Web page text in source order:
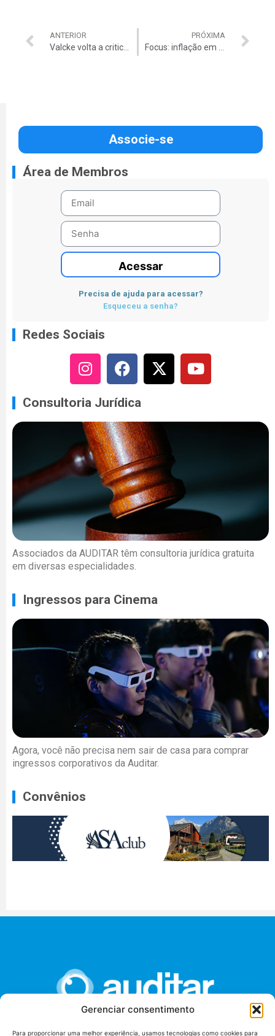
Gerenciar consentimento
Para proporcionar uma melhor experiência, usamos tecnologias como cookies para
ANTERIOR PRÓXIMA
Associe-se
Área de Membros
Acessar
Precisa de ajuda para acessar?
Esqueceu a senha?
Redes Sociais
Consultoria Jurídica
Associados da AUDITAR têm consultoria jurídica gratuita
em diversas especialidades.
Ingressos para Cinema
Agora, você não precisa nem sair de casa para comprar
ingressos corporativos da Auditar.
Convênios